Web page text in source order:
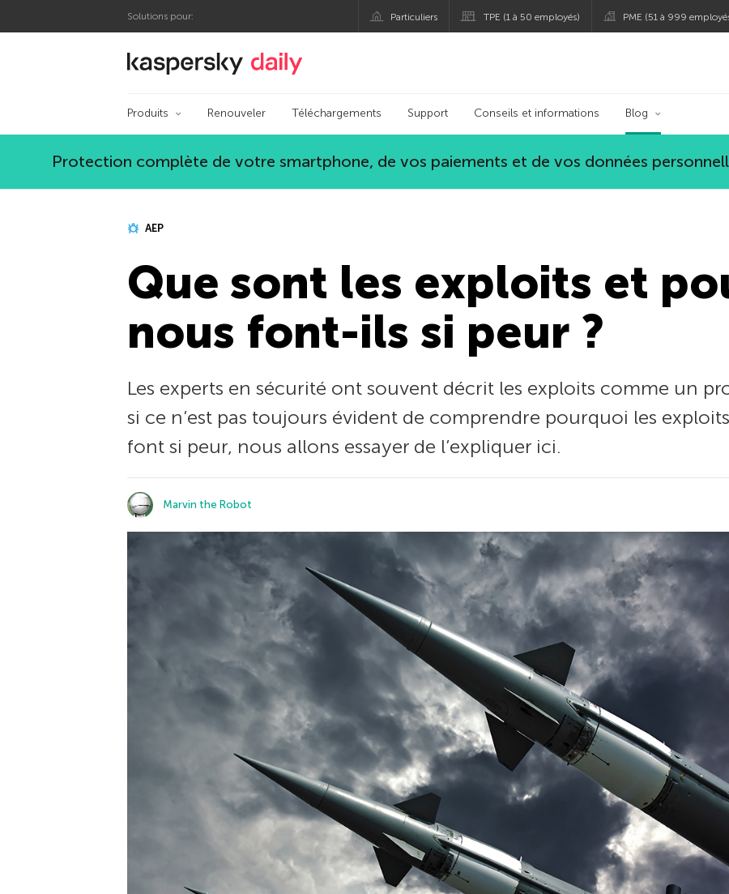
Solutions pour: Particuliers TPE (1 à 50 employés) PME (51 à 999
Blog officiel de Kaspersky
Produits Renouveler Téléchargements Support Conseils et informations Blog
Protection complète de votre smartphone, de vos paiements et de vos données
AEP
Que sont les exploits et
nous font-ils si peur ?
Les experts en sécurité ont souvent décrit les exploits comme un
si ce n’est pas toujours évident de comprendre pourquoi les
font si peur, nous allons essayer de l’expliquer ici.
Marvin the Robot